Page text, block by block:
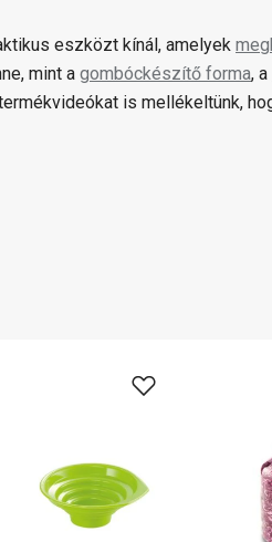
eszközt kínál, amelyek
mint a gombóckészítő forma, a
is mellékeltünk,